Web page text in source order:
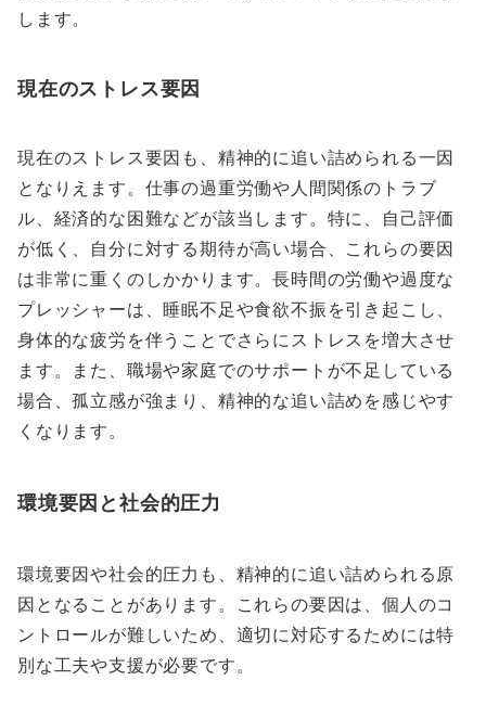
します。
現在のストレス要因
現在のストレス要因も、精神的に追い詰められる一因
となりえます。仕事の過重労働や人間関係のトラブ
ル、経済的な困難などが該当します。特に、自己評価
が低く、自分に対する期待が高い場合、これらの要因
は非常に重くのしかかります。長時間の労働や過度な
プレッシャーは、睡眠不足や食欲不振を引き起こし、
身体的な疲労を伴うことでさらにストレスを増大させ
ます。また、職場や家庭でのサポートが不足している
場合、孤立感が強まり、精神的な追い詰めを感じやす
くなります。
環境要因と社会的圧力
環境要因や社会的圧力も、精神的に追い詰められる原
因となることがあります。これらの要因は、個人のコ
ントロールが難しいため、適切に対応するためには特
別な工夫や支援が必要です。